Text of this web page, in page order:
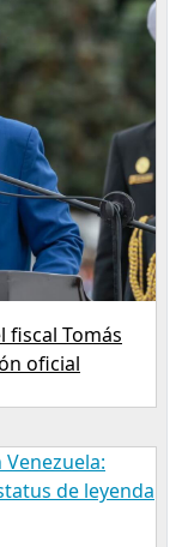
fiscal Tomás
oficial